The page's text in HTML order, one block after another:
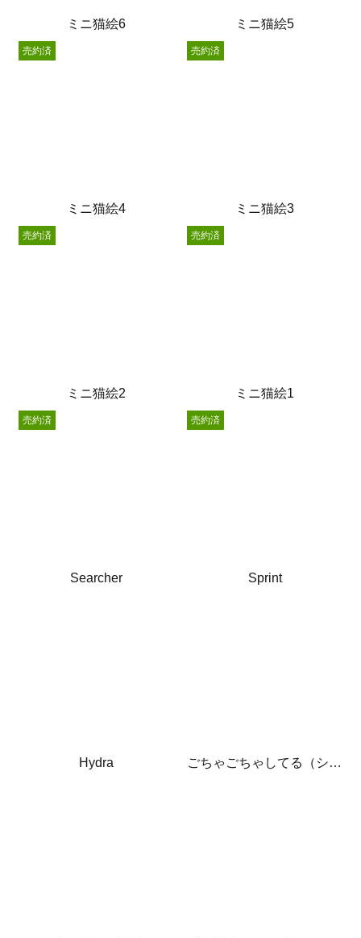
ミニ猫絵6 ミニ猫絵5
ミニ猫絵4
売約済
ミニ猫絵3
売約済
ミニ猫絵2
売約済
ミニ猫絵1
売約済
Searcher
売約済
Sprint
売約済
Hydra ごちゃごちゃしてる（シルクスクリーン）